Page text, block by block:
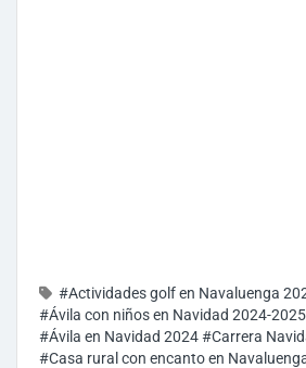
#Actividades golf en Navaluenga
#Ávila con niños en Navidad 2024-2025
#Ávila en Navidad 2024#Carrera
#Casa rural con encanto en